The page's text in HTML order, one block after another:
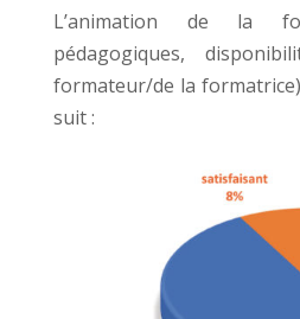
L’animation de la
pédagogiques,
formateur/de la
suit :